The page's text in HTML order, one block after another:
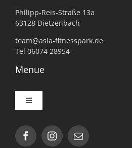
Philipp-Reis-Straße 13a
63128 Dietzenbach
team@asia-fitnesspark.de
Tel 06074 28954
Menue
Toggle
Impressum